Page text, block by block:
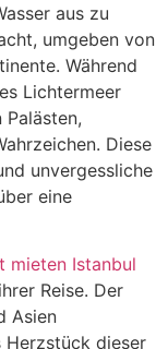
aus zu
umgeben von
Während
Lichtermeer
Diese
unvergessliche
eine
mieten Istanbul
Reise. Der
Asien
dieser